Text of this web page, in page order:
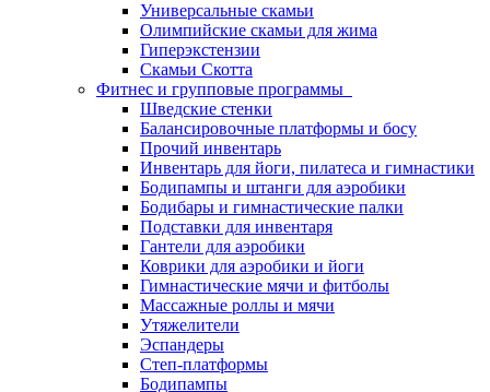
Универсальные скамьи
Олимпийские скамьи для жима
Гиперэкстензии
Скамьи Скотта
Фитнес и групповые программы
Шведские стенки
Балансировочные платформы и босу
Прочий инвентарь
Инвентарь для йоги, пилатеса и гимнастики
Бодипампы и штанги для аэробики
Бодибары и гимнастические палки
Подставки для инвентаря
Гантели для аэробики
Коврики для аэробики и йоги
Гимнастические мячи и фитболы
Массажные роллы и мячи
Утяжелители
Эспандеры
Степ-платформы
Бодипампы